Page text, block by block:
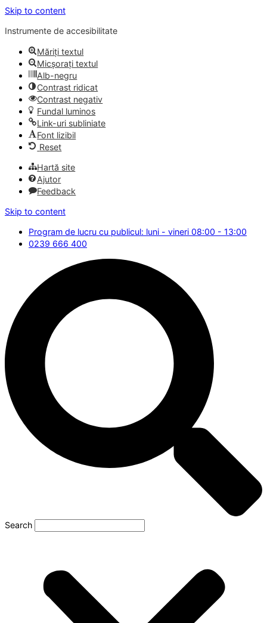
Skip to content
Instrumente de accesibilitate
Măriți textul
Micșorați textul
Alb-negru
Contrast ridicat
Contrast negativ
Fundal luminos
Link-uri subliniate
Font lizibil
Reset
Hartă site
Ajutor
Feedback
Skip to content
Program de lucru cu publicul: luni - vineri 08:00 - 13:00
0239 666 400
Search